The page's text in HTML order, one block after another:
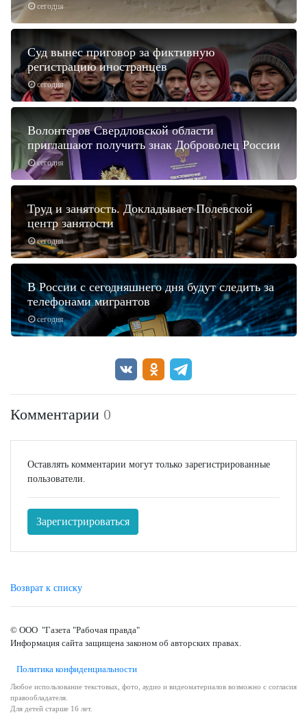
сегодня
сегодня
Суд вынес приговор за фиктивную
регистрацию иностранцев
сегодня
Волонтеров Свердловской области
приглашают получить знак Доброволец России
сегодня
Труд и занятость. Докладывает Полевской
центр занятости
сегодня
В России с сегодняшнего дня будут следить за
телефонами мигрантов
Комментарии 0
Оставлять комментарии могут только зарегистрированные
пользователи.
Зарегистрироваться
Возврат к списку
© ООО "Газета "Рабочая правда"
Информация сайта защищена законом об авторских правах.
Политика конфиденциальности
Любое использование текстовых, фото, аудио и видеоматериалов возможно с согласия
правообладателя.
Для детей старше 16 лет.